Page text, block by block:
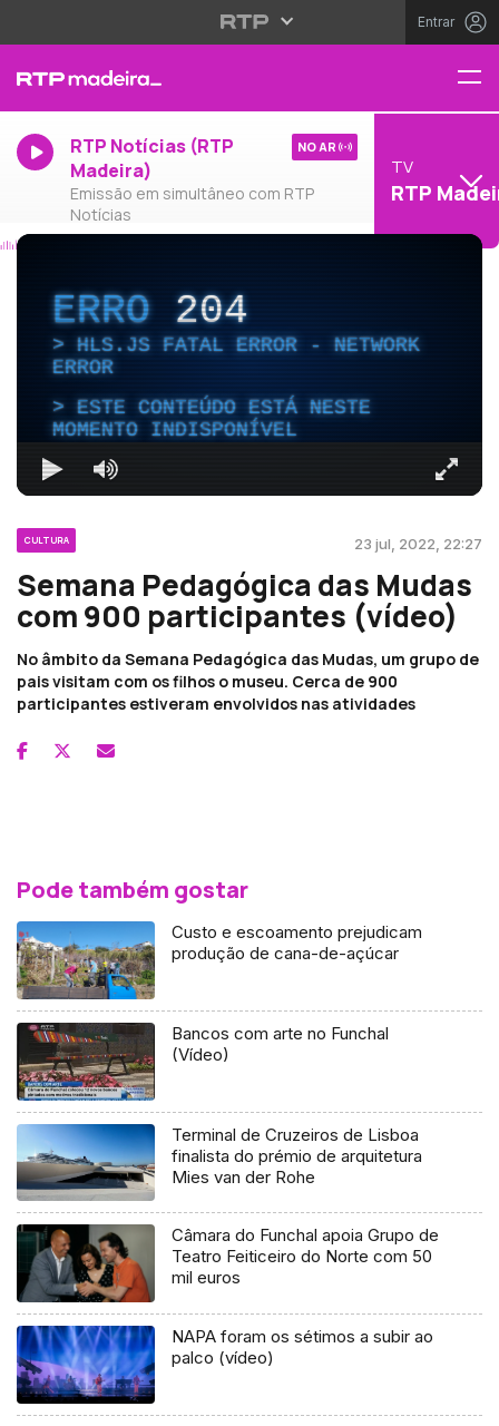
Entrar
RTP Notícias (RTP
Madeira)
Emissão em simultâneo com RTP
Notícias
NO AR
TV
RTP
ERRO204
HLS.JS FATAL ERROR - NETWORK
ERROR
ESTE CONTEÚDO ESTÁ NESTE
MOMENTO INDISPONÍVEL
CULTURA 23 jul, 2022, 22:27
Semana Pedagógica das Mudas
com 900 participantes (vídeo)
No âmbito da Semana Pedagógica das Mudas, um grupo de
pais visitam com os filhos o museu. Cerca de 900
participantes estiveram envolvidos nas atividades
Pode também gostar
Custo e escoamento prejudicam
produção de cana-de-açúcar
Bancos com arte no Funchal
(Vídeo)
Terminal de Cruzeiros de Lisboa
finalista do prémio de arquitetura
Mies van der Rohe
Câmara do Funchal apoia Grupo de
Teatro Feiticeiro do Norte com 50
mil euros
NAPA foram os sétimos a subir ao
palco (vídeo)